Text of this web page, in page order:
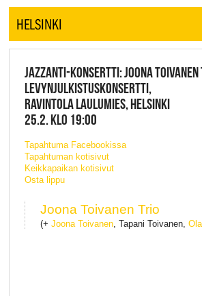
HELSINKI
JAZZANTI-KONSERTTI: JOONA TOIVANEN
LEVYNJULKISTUSKONSERTTI,
RAVINTOLA LAULUMIES, HELSINKI
25.2. KLO 19:00
Tapahtuma Facebookissa
Tapahtuman kotisivut
Keikkapaikan kotisivut
Osta lippu
Joona Toivanen Trio
(+ Joona Toivanen, Tapani Toivanen,